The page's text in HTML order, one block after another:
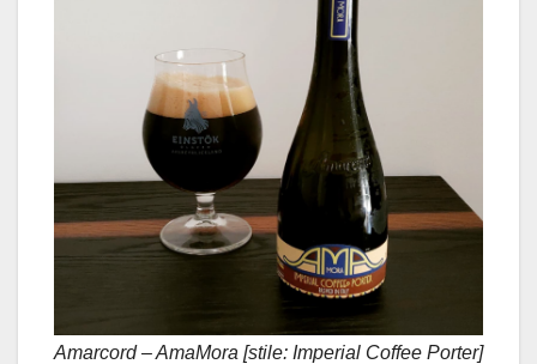
Amarcord – AmaMora [stile: Imperial Coffee Porter]